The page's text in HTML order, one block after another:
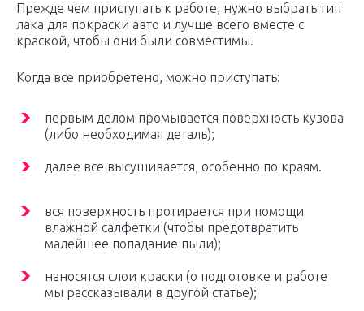
Прежде чем приступать к работе, нужно выбрать тип
лака для покраски авто и лучше всего вместе с
краской, чтобы они были совместимы.
Когда все приобретено, можно приступать:
первым делом промывается поверхность кузова
(либо необходимая деталь);
далее все высушивается, особенно по краям.
вся поверхность протирается при помощи
влажной салфетки (чтобы предотвратить
малейшее попадание пыли);
наносятся слои краски (о подготовке и работе
мы рассказывали в другой статье);